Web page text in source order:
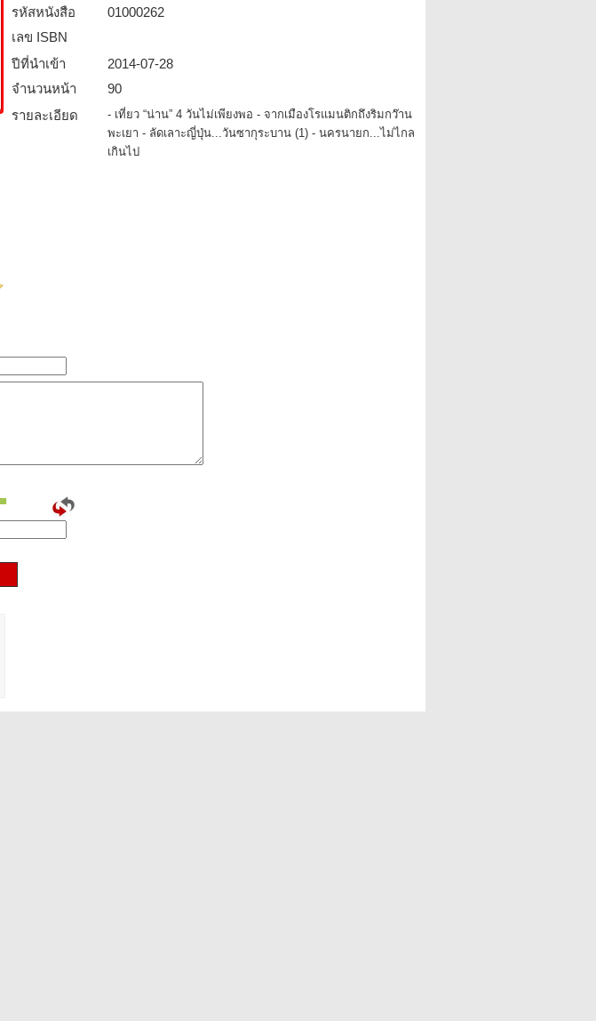
รหัสหนังสือ­
01000262
เลข ISBN
ปีที่นำเข้า
2014-07-28
จำนวนหน้า
90
รายละเอียด
- เที่ยว “น่าน” 4 วันไม่เพียงพอ - จากเมืองโรแมนติกถึงริมกว๊าน
พะเยา - ลัดเลาะญี่ปุ่น...วันซากุระบาน (1) - นครนายก...ไม่ไกล
เกินไป